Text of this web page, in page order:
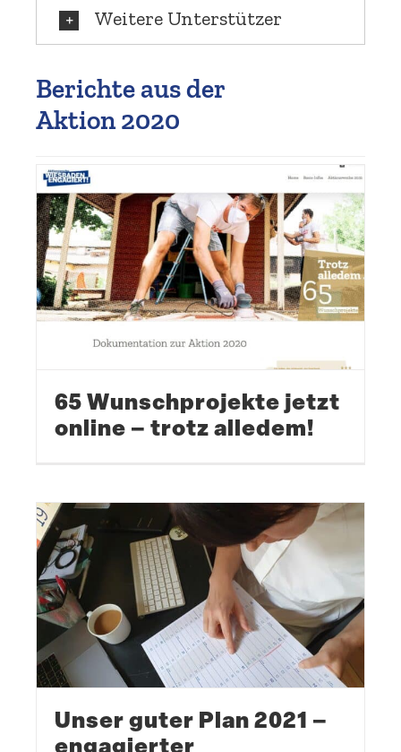
Weitere Unter­stützer
Berichte aus der
Aktion 2020
65 Wunsch­pro­jekte jetzt
online – trotz alledem!
Unser guter Plan 2021 –
engagierter